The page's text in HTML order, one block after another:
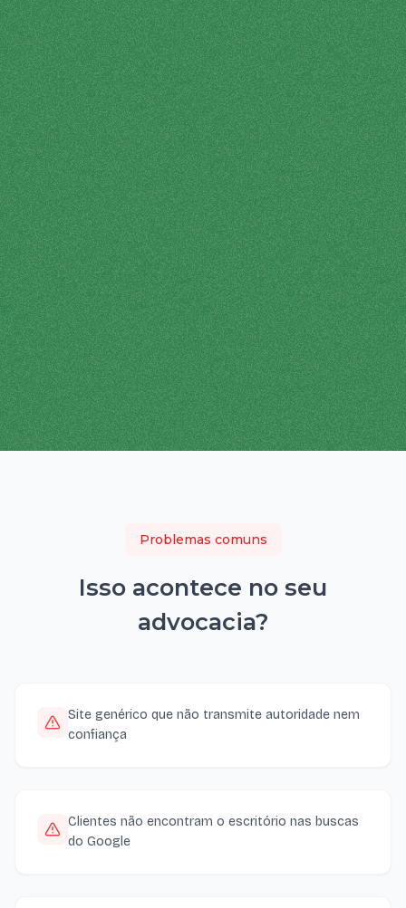
Problemas comuns
Isso acontece no seu
advocacia?
Site genérico que não transmite autoridade nem
confiança
Clientes não encontram o escritório nas buscas
do Google